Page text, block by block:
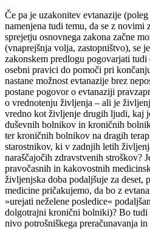
Če pa je uzakonitev evtanazije
namenjena tudi temu, da se z
sprejetju osnovnega zakona začne
(vnaprejšnja volja, zastopništvo), se
zakonskem predlogu pogovarjati
osebni pravici do pomoči pri
nastane možnost evtanazije brez
postane pogovor o evtanaziji
o vrednotenju življenja – ali je
vredno kot življenje drugih ljudi, kaj
duševnih bolnikov in kroničnih
ter kroničnih bolnikov na dragih
starostnikov, ki v zadnjih letih
naraščajočih zdravstvenih stroškov?
pravočasnih in kakovostnih
življenjska doba podaljšuje za deset,
medicine pričakujemo, da bo z
»urejati neželene posledice«
dolgotrajni kronični bolniki)? Bo tudi
nivo potrošniškega preračunavanja in